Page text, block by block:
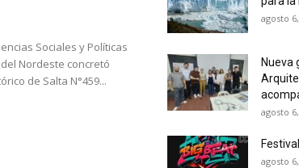
Sociales y Políticas
Nordeste concretó
de Salta N°459...
agosto
Nueva
agosto
agosto